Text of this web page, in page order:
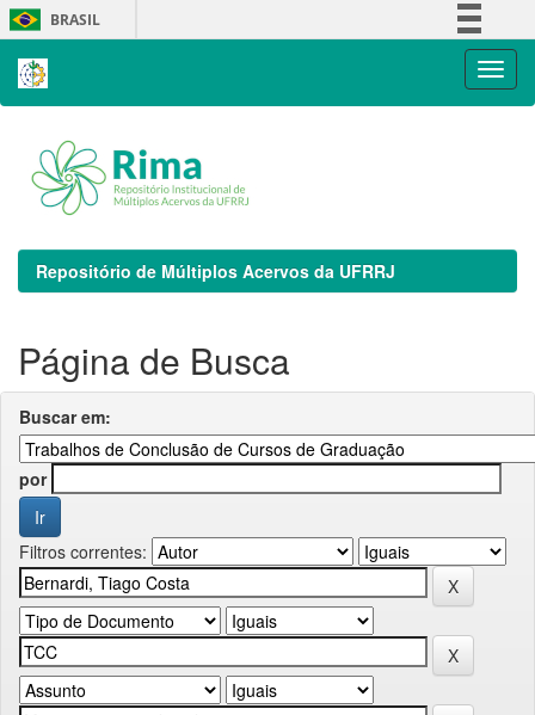
Skip
navigation
BRASIL
Repositório de Múltiplos Acervos da UFRRJ
Página de Busca
Buscar em:
por
Filtros correntes: